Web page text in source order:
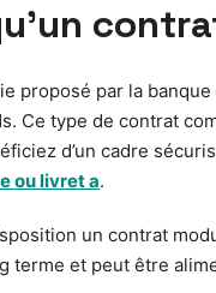
proposé par la
Ce type de contrat
d’un cadre
ou livret a.
un contrat
terme et peut être